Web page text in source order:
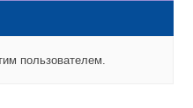
пользователем.